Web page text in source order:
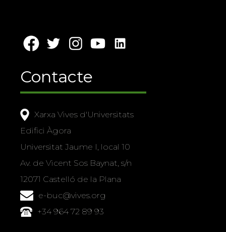
Contacte
Xarxa Vives d'Universitats
Edifici Àgora
Universitat Jaume I, local 10
Av. de Vicent Sos Baynat, s/n
12071 Castelló de la Plana
e-buc@vives.org
+34 964 72 89 93